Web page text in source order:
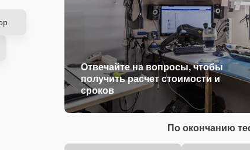
Отвечайте на вопросы, чтобы
получить расчет стоимости и
сроков
По окончанию